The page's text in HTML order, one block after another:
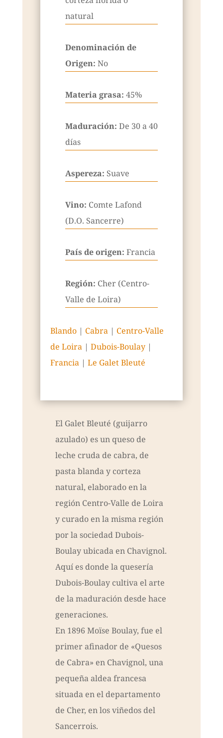
natural
Denominación de
Origen: No
Materia grasa: 45%
Maduración: De 30 a 40
días
Aspereza: Suave
Vino: Comte Lafond
(D.O. Sancerre)
País de origen: Francia
Región: Cher (Centro-
Valle de Loira)
Blando| Cabra| Centro-Valle
de Loira| Dubois-Boulay|
Francia| Le Galet Bleuté
El Galet Bleuté (guijarro
azulado) es un queso de
leche cruda de cabra, de
pasta blanda y corteza
natural, elaborado en la
región Centro-Valle de Loira
y curado en la misma región
por la sociedad Dubois-
Boulay ubicada en Chavignol.
Aquí es donde la quesería
Dubois-Boulay cultiva el arte
de la maduración desde hace
generaciones.
En 1896 Moïse Boulay, fue el
primer afinador de «Quesos
de Cabra» en Chavignol, una
pequeña aldea francesa
situada en el departamento
de Cher, en los viñedos del
Sancerrois.